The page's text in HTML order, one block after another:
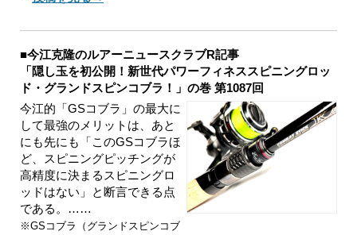
■今江克隆のルアーニュースクラブR記事
「隠し玉を初公開！新世代パワーフィネススピニングロッ
ド・グランドスピンコブラ！」の巻 第1087回
今江的「GSコブラ」の最大に
して最強のメリットは、あと
にも先にも「このGSコブラほ
ど、スピニングピッチングが
高精度に決まるスピニングロ
ッドはない」と断言できる点
である。……
※GSコブラ（グランドスピンコブ